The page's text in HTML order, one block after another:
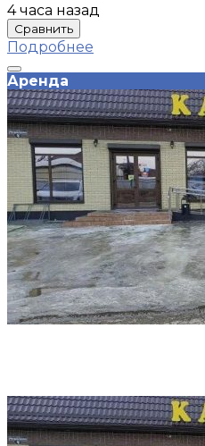
4 часа назад
Сравнить
Подробнее
Аренда